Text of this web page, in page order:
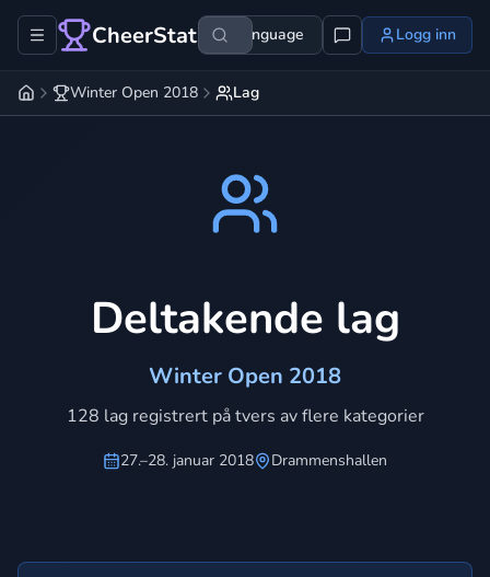
CheerStats Language Logg inn
Winter Open 2018 Lag
Deltakende lag
Winter Open 2018
128 lag registrert på tvers av flere kategorier
27.–28. januar 2018 Drammenshallen